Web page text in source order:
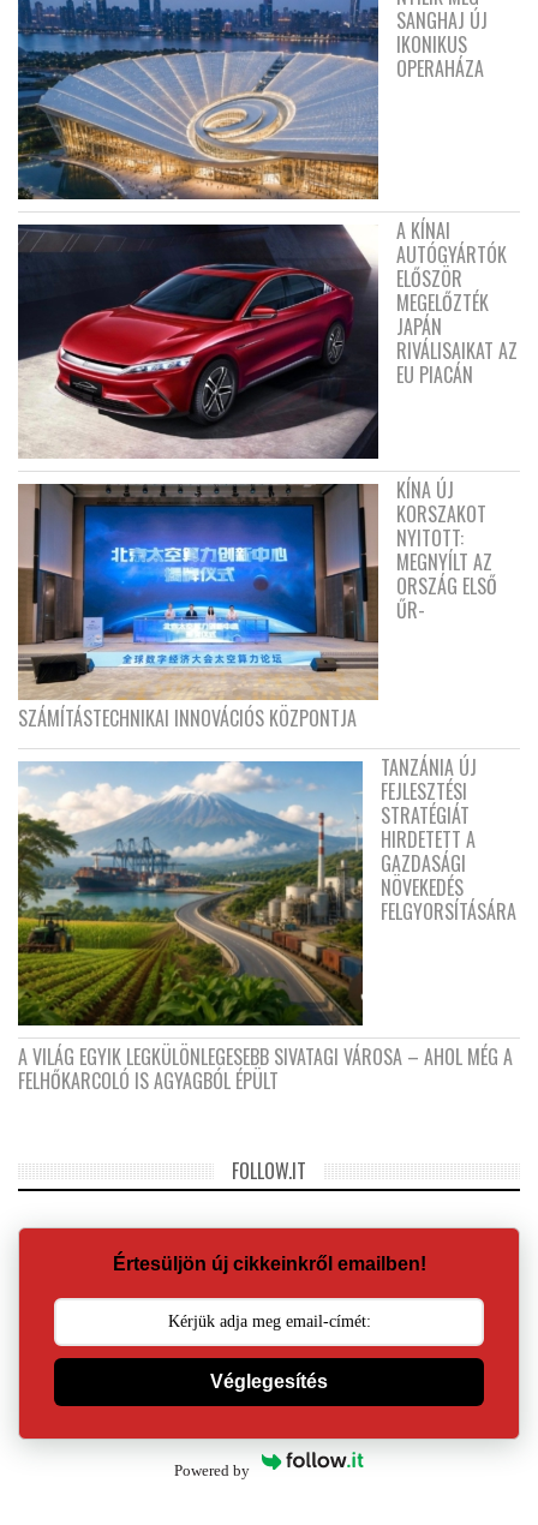
SANGHAJ ÚJ
IKONIKUS
OPERAHÁZA
A KÍNAI
AUTÓGYÁRTÓK
ELŐSZÖR
MEGELŐZTÉK
JAPÁN
RIVÁLISAIKAT AZ
EU PIACÁN
KÍNA ÚJ
KORSZAKOT
NYITOTT:
MEGNYÍLT AZ
ORSZÁG ELSŐ
ŰR-
SZÁMÍTÁSTECHNIKAI INNOVÁCIÓS KÖZPONTJA
TANZÁNIA ÚJ
FEJLESZTÉSI
STRATÉGIÁT
HIRDETETT A
GAZDASÁGI
NÖVEKEDÉS
FELGYORSÍTÁSÁRA
A VILÁG EGYIK LEGKÜLÖNLEGESEBB SIVATAGI VÁROSA – AHOL MÉG A
FELHŐKARCOLÓ IS AGYAGBÓL ÉPÜLT
FOLLOW.IT
Értesüljön új cikkeinkről emailben!
Véglegesítés
Powered by